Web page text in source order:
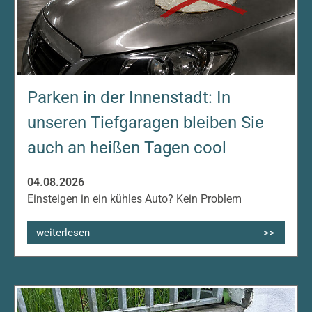
Parken in der Innenstadt: In
unseren Tiefgaragen bleiben Sie
auch an heißen Tagen cool
04.08.2026
Einsteigen in ein kühles Auto? Kein Problem
weiterlesen